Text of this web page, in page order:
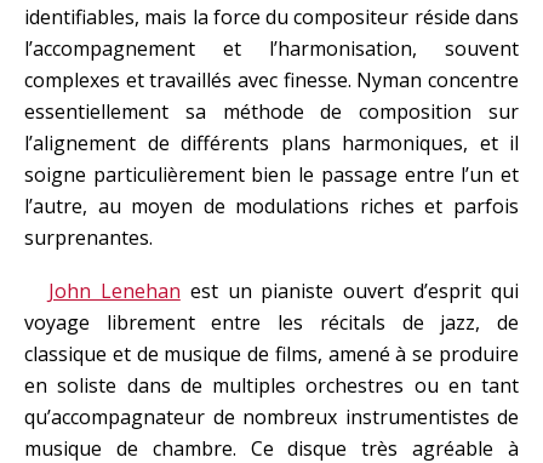
identifiables, mais la force du compositeur réside dans
l’accompagnement et l’harmonisation, souvent
complexes et travaillés avec finesse. Nyman concentre
essentiellement sa méthode de composition sur
l’alignement de différents plans harmoniques, et il
soigne particulièrement bien le passage entre l’un et
l’autre, au moyen de modulations riches et parfois
surprenantes.
John Lenehan est un pianiste ouvert d’esprit qui
voyage librement entre les récitals de jazz, de
classique et de musique de films, amené à se produire
en soliste dans de multiples orchestres ou en tant
qu’accompagnateur de nombreux instrumentistes de
musique de chambre. Ce disque très agréable à